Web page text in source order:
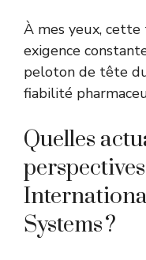
À mes yeux,
exigence
peloton de tête
fiabilité
Quelles
Systems ?